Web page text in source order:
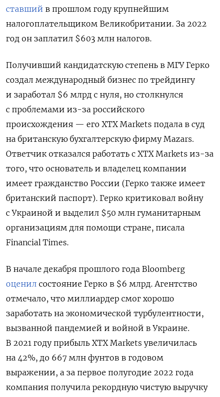
ставший в прошлом году крупнейшим
налогоплательщиком Великобритании. За 2022
год он заплатил $603 млн налогов.
Получивший кандидатскую степень в МГУ Герко
создал международный бизнес по трейдингу
и заработал $6 млрд с нуля, но столкнулся
с проблемами из-за российского
происхождения — его XTX Markets подала в суд
на британскую бухгалтерскую фирму Mazars.
Ответчик отказался работать с XTX Markets из-за
того, что основатель и владелец компании
имеет гражданство России (Герко также имеет
британский паспорт). Герко критиковал войну
с Украиной и выделил $50 млн гуманитарным
организациям для помощи стране, писала
Financial Times.
В начале декабря прошлого года Bloomberg
оценил состояние Герко в $6 млрд. Агентство
отмечало, что миллиардер смог хорошо
заработать на экономической турбулентности,
вызванной пандемией и войной в Украине.
В 2021 году прибыль XTX Markets увеличилась
на 42%, до 667 млн фунтов в годовом
выражении, а за первое полугодие 2022 года
компания получила рекордную чистую выручку